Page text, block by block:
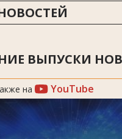
ВЫПУСКИ
на YouTube